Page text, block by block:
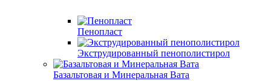
Пенопласт
Экструдированный пенополистирол
Базальтовая и Минеральная Вата